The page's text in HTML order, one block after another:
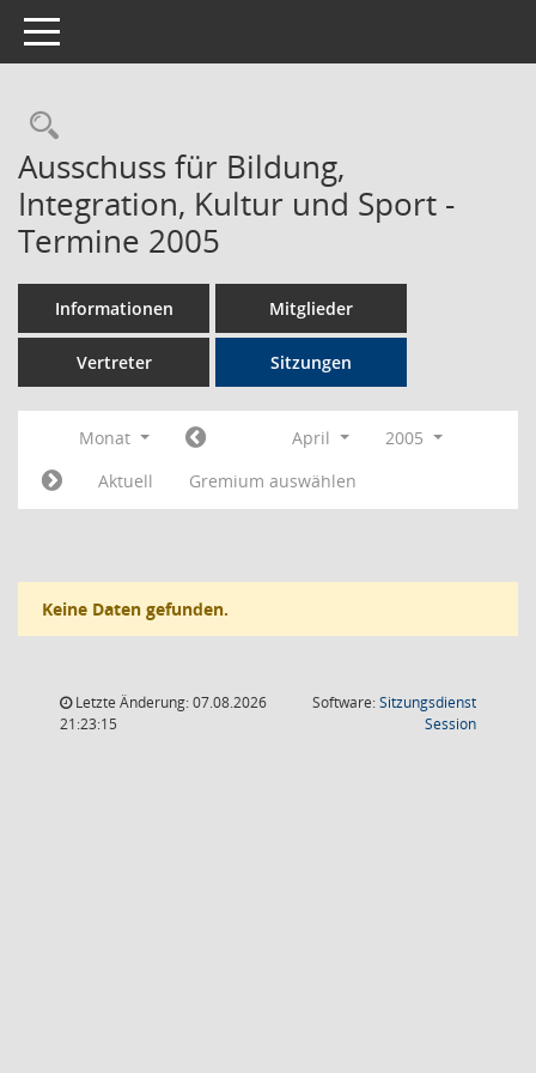
Toggle navigation
Rechercheauswahl
Ausschuss für Bildung,
Integration, Kultur und Sport -
Termine 2005
Informationen Mitglieder
Vertreter Sitzungen
Monat April
2005
Aktuell
Gremium auswählen
Keine Daten gefunden.
Letzte Änderung: 07.08.2026
21:23:15
Software:Sitzungsdienst
Session(Wird in